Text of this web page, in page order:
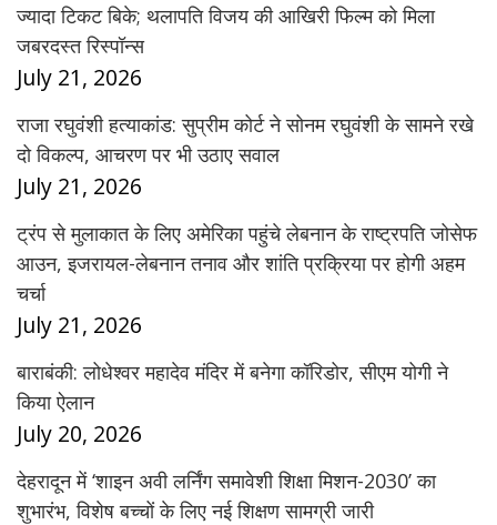
ज्यादा टिकट बिके; थलापति विजय की आखिरी फिल्म को मिला
जबरदस्त रिस्पॉन्स
July 21, 2026
राजा रघुवंशी हत्याकांड: सुप्रीम कोर्ट ने सोनम रघुवंशी के सामने रखे
दो विकल्प, आचरण पर भी उठाए सवाल
July 21, 2026
ट्रंप से मुलाकात के लिए अमेरिका पहुंचे लेबनान के राष्ट्रपति जोसेफ
आउन, इजरायल-लेबनान तनाव और शांति प्रक्रिया पर होगी अहम
चर्चा
July 21, 2026
बाराबंकी: लोधेश्वर महादेव मंदिर में बनेगा कॉरिडोर, सीएम योगी ने
किया ऐलान
July 20, 2026
देहरादून में ‘शाइन अवी लर्निंग समावेशी शिक्षा मिशन-2030’ का
शुभारंभ, विशेष बच्चों के लिए नई शिक्षण सामग्री जारी